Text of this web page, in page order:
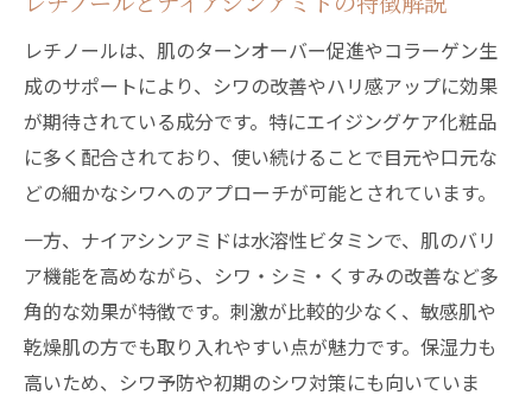
レチノールは、肌のターンオーバー促進やコラーゲン生
成のサポートにより、シワの改善やハリ感アップに効果
が期待されている成分です。特にエイジングケア化粧品
に多く配合されており、使い続けることで目元や口元な
どの細かなシワへのアプローチが可能とされています。
一方、ナイアシンアミドは水溶性ビタミンで、肌のバリ
ア機能を高めながら、シワ・シミ・くすみの改善など多
角的な効果が特徴です。刺激が比較的少なく、敏感肌や
乾燥肌の方でも取り入れやすい点が魅力です。保湿力も
高いため、シワ予防や初期のシワ対策にも向いていま